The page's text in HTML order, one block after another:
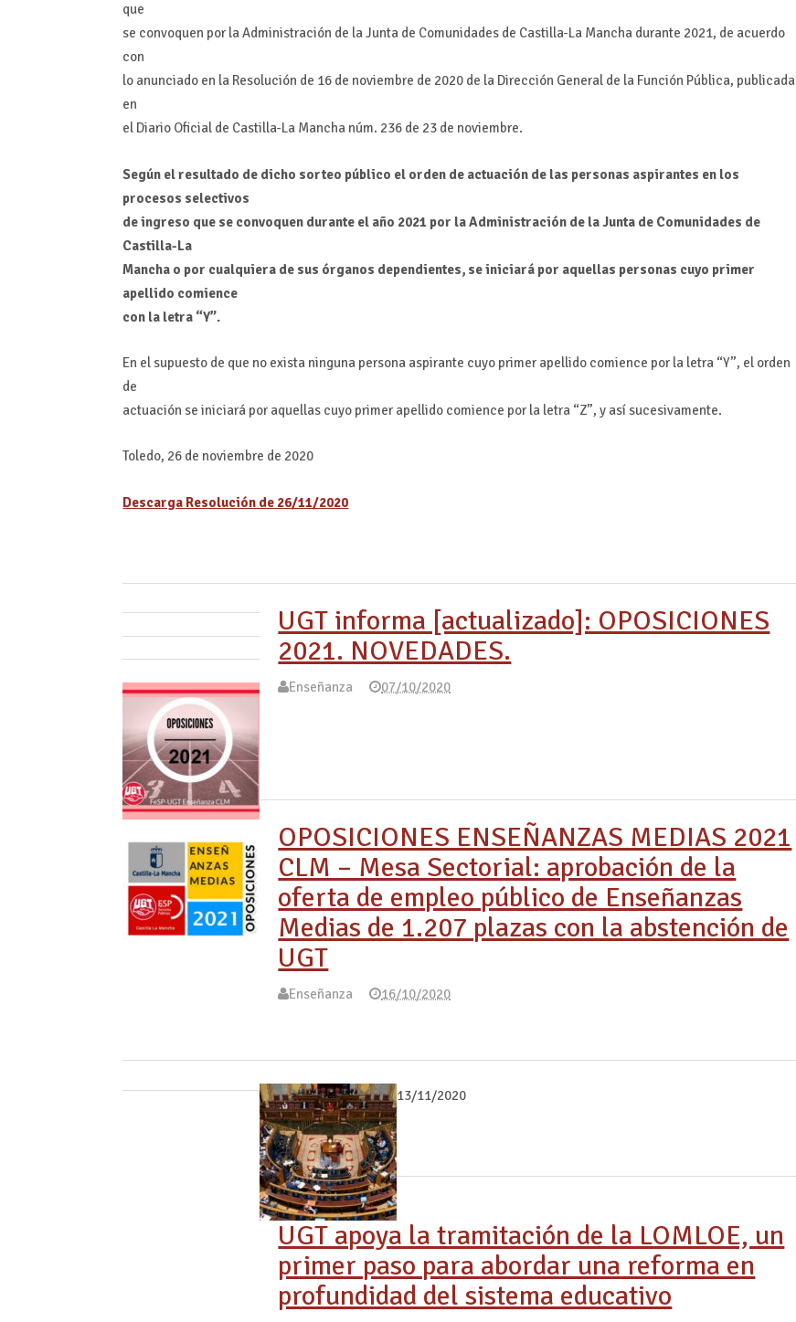
que
se convoquen por la Administración de la Junta de Comunidades de Castilla-La Mancha durante 2021, de acuerdo
con
lo anunciado en la Resolución de 16 de noviembre de 2020 de la Dirección General de la Función Pública, publicada
en
el Diario Oficial de Castilla-La Mancha núm. 236 de 23 de noviembre.
Según el resultado de dicho sorteo público el orden de actuación de las personas aspirantes en los
procesos selectivos
de ingreso que se convoquen durante el año 2021 por la Administración de la Junta de Comunidades de
Castilla-La
Mancha o por cualquiera de sus órganos dependientes, se iniciará por aquellas personas cuyo primer
apellido comience
con la letra “Y”.
En el supuesto de que no exista ninguna persona aspirante cuyo primer apellido comience por la letra “Y”, el orden
de
actuación se iniciará por aquellas cuyo primer apellido comience por la letra “Z”, y así sucesivamente.
Toledo, 26 de noviembre de 2020
Descarga Resolución de 26/11/2020
UGT informa [actualizado]: OPOSICIONES
2021. NOVEDADES.
Enseñanza 07/10/2020
OPOSICIONES ENSEÑANZAS MEDIAS 2021
CLM – Mesa Sectorial: aprobación de la
oferta de empleo público de Enseñanzas
Medias de 1.207 plazas con la abstención de
UGT
Enseñanza 16/10/2020
UGT apoya la tramitación de la LOMLOE, un
primer paso para abordar una reforma en
profundidad del sistema educativo
13/11/2020